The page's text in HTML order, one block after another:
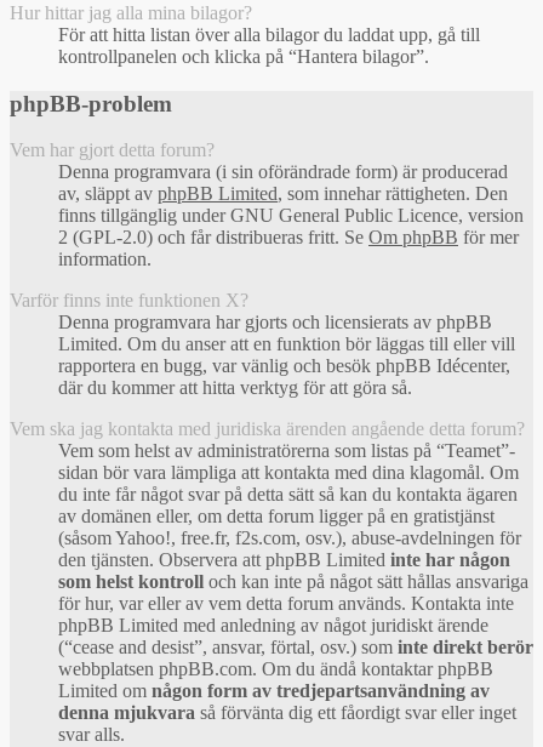
Hur hittar jag alla mina bilagor?
För att hitta listan över alla bilagor du laddat upp, gå till
kontrollpanelen och klicka på “Hantera bilagor”.
phpBB-problem
Vem har gjort detta forum?
Denna programvara (i sin oförändrade form) är producerad
av, släppt av phpBB Limited, som innehar rättigheten. Den
finns tillgänglig under GNU General Public Licence, version
2 (GPL-2.0) och får distribueras fritt. Se Om phpBB för mer
information.
Varför finns inte funktionen X?
Denna programvara har gjorts och licensierats av phpBB
Limited. Om du anser att en funktion bör läggas till eller vill
rapportera en bugg, var vänlig och besök phpBB Idécenter,
där du kommer att hitta verktyg för att göra så.
Vem ska jag kontakta med juridiska ärenden angående detta forum?
Vem som helst av administratörerna som listas på “Teamet”-
sidan bör vara lämpliga att kontakta med dina klagomål. Om
du inte får något svar på detta sätt så kan du kontakta ägaren
av domänen eller, om detta forum ligger på en gratistjänst
(såsom Yahoo!, free.fr, f2s.com, osv.), abuse-avdelningen för
den tjänsten. Observera att phpBB Limited inte har någon
som helst kontroll och kan inte på något sätt hållas ansvariga
för hur, var eller av vem detta forum används. Kontakta inte
phpBB Limited med anledning av något juridiskt ärende
(“cease and desist”, ansvar, förtal, osv.) som inte direkt berör
webbplatsen phpBB.com. Om du ändå kontaktar phpBB
Limited om någon form av tredjepartsanvändning av
denna mjukvara så förvänta dig ett fåordigt svar eller inget
svar alls.